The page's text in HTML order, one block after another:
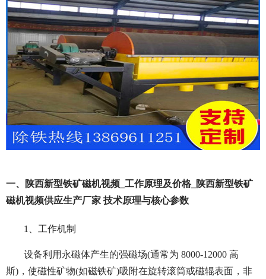
一、陕西新型铁矿磁机视频_工作原理及价格_陕西新型铁矿
磁机视频供应生产厂家 技术原理与核心参数
1、工作机制
设备利用永磁体产生的强磁场(通常为 8000-12000 高
斯)，使磁性矿物(如磁铁矿)吸附在旋转滚筒或磁辊表面，非